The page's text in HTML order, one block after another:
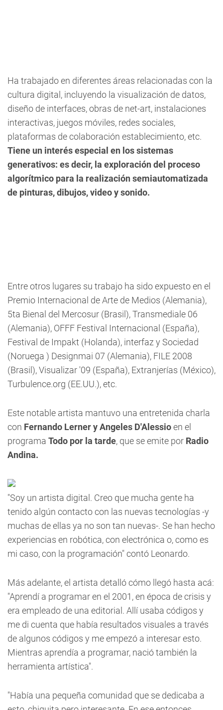
Ha trabajado en diferentes áreas relacionadas con la
cultura digital, incluyendo la visualización de datos,
diseño de interfaces, obras de net-art, instalaciones
interactivas, juegos móviles, redes sociales,
plataformas de colaboración establecimiento, etc.
Tiene un interés especial en los sistemas
generativos: es decir, la exploración del proceso
algorítmico para la realización semiautomatizada
de pinturas, dibujos, video y sonido.
Entre otros lugares su trabajo ha sido expuesto en el
Premio Internacional de Arte de Medios (Alemania),
5ta Bienal del Mercosur (Brasil), Transmediale 06
(Alemania), OFFF Festival Internacional (España),
Festival de Impakt (Holanda), interfaz y Sociedad
(Noruega ) Designmai 07 (Alemania), FILE 2008
(Brasil), Visualizar '09 (España), Extranjerías (México),
Turbulence.org (EE.UU.), etc.
Este notable artista mantuvo una entretenida charla
con Fernando Lerner y Angeles D'Alessioen el
programa Todo por la tarde, que se emite por Radio
Andina.
"Soy un artista digital. Creo que mucha gente ha
tenido algún contacto con las nuevas tecnologías -y
muchas de ellas ya no son tan nuevas-. Se han hecho
experiencias en robótica, con electrónica o, como es
mi caso, con la programación" contó Leonardo.
Más adelante, el artista detalló cómo llegó hasta acá:
"Aprendí a programar en el 2001, en época de crisis y
era empleado de una editorial. Allí usaba códigos y
me di cuenta que había resultados visuales a través
de algunos códigos y me empezó a interesar esto.
Mientras aprendía a programar, nació también la
herramienta artística".
"Había una pequeña comunidad que se dedicaba a